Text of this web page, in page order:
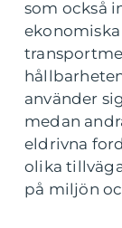
som också
använder
medan
eldrivna
olika
på miljön